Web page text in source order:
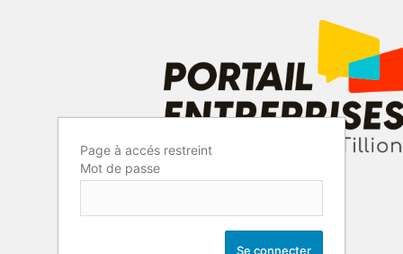
Page à accés restreint
Mot de passe